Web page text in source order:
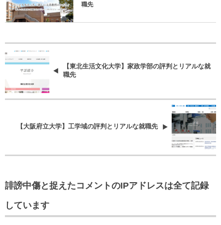
職先
【東北生活文化大学】家政学部の評判とリアルな就
職先
【大阪府立大学】工学域の評判とリアルな就職先
誹謗中傷と捉えたコメントのIPアドレスは全て記録
しています